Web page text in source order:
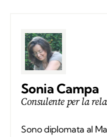
Sonia Campa
Consulente per la
Sono diplomata al